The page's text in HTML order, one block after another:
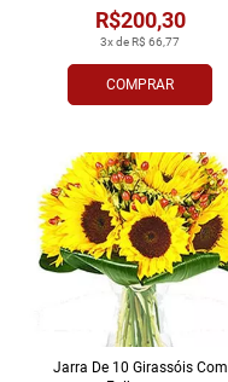
COMPRAR
3x de R$ 66,77
R$200,30
Jarra De 10 Girassóis Com